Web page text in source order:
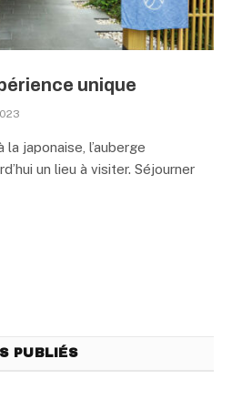
unique
japonaise, l’auberge
un lieu à visiter. Séjourner
PUBLIÉS